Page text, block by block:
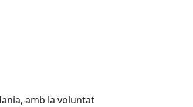
amb la voluntat